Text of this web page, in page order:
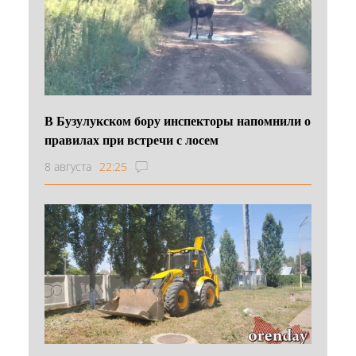
В Бузулукском бору инспекторы напомнили о
правилах при встречи с лосем
8 августа 22:25